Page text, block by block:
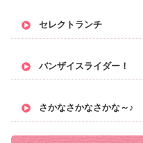
セレクトランチ
バンザイスライダー！
さかなさかなさかな～♪